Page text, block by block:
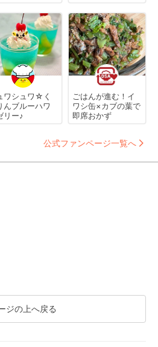
ワシュワ☆く
んブルーハワ
リー♪
ごはんが進む！イ
ワシ缶×カブの葉で
即席おかず
公式ファンページ一覧へ
ジの上へ戻る